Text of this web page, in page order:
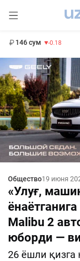
146 сум -0.18
Общество19 июня
«Улуғ,
Malibu 2
юборди —
26 ёшли қизга